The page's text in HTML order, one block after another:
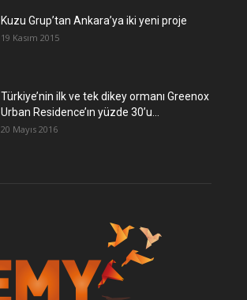
​Kuzu Grup’tan Ankara’ya iki yeni proje
19 Kasım 2015
Türkiye’nin ilk ve tek dikey ormanı Greenox
Urban Residence’ın yüzde 30’u...
20 Mayıs 2016